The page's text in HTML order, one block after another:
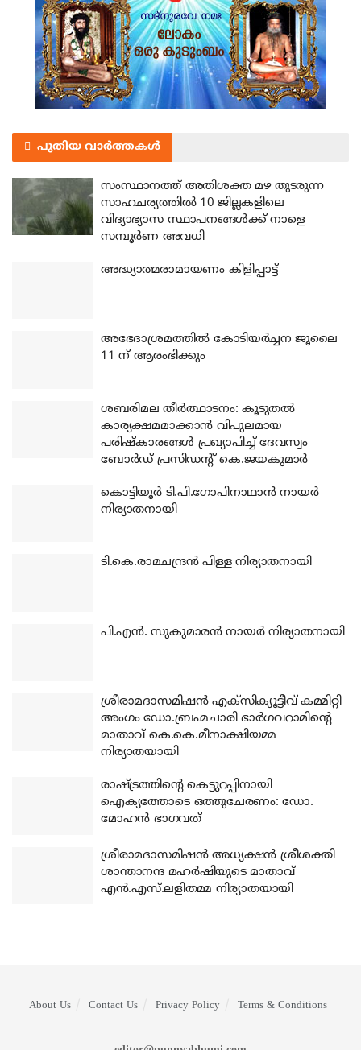
പുതിയ വാർത്തകൾ
സംസ്ഥാനത്ത് അതിശക്ത മഴ തുടരുന്ന
സാഹചര്യത്തിൽ 10 ജില്ലകളിലെ
വിദ്യാഭ്യാസ സ്ഥാപനങ്ങൾക്ക് നാളെ
സമ്പൂർണ അവധി
അദ്ധ്യാത്മരാമായണം കിളിപ്പാട്ട്
അഭേദാശ്രമത്തില്‍ കോടിയര്‍ച്ചന ജൂലൈ
11 ന് ആരംഭിക്കും
ശബരിമല തീര്‍ത്ഥാടനം: കൂടുതല്‍
കാര്യക്ഷമമാക്കാന്‍ വിപുലമായ
പരിഷ്‌കാരങ്ങള്‍ പ്രഖ്യാപിച്ച് ദേവസ്വം
ബോര്‍ഡ് പ്രസിഡന്റ് കെ.ജയകുമാര്‍
കൊട്ടിയൂര്‍ ടി.പി.ഗോപിനാഥാന്‍ നായര്‍
നിര്യാതനായി
ടി.കെ.രാമചന്ദ്രന്‍ പിള്ള നിര്യാതനായി
പി.എന്‍. സുകുമാരന്‍ നായര്‍ നിര്യാതനായി
ശ്രീരാമദാസമിഷന്‍ എക്‌സിക്യൂട്ടീവ് കമ്മിറ്റി
അംഗം ഡോ.ബ്രഹ്മചാരി ഭാര്‍ഗവറാമിന്റെ
മാതാവ് കെ.കെ.മീനാക്ഷിയമ്മ
നിര്യാതയായി
രാഷ്ട്രത്തിന്റെ കെട്ടുറപ്പിനായി
ഐക്യത്തോടെ ഒത്തുചേരണം: ഡോ.
മോഹന്‍ ഭാഗവത്
ശ്രീരാമദാസമിഷന്‍ അധ്യക്ഷന്‍ ശ്രീശക്തി
ശാന്താനന്ദ മഹര്‍ഷിയുടെ മാതാവ്
എന്‍.എസ്.ലളിതമ്മ നിര്യാതയായി
About Us Contact Us Privacy Policy Terms & Conditions